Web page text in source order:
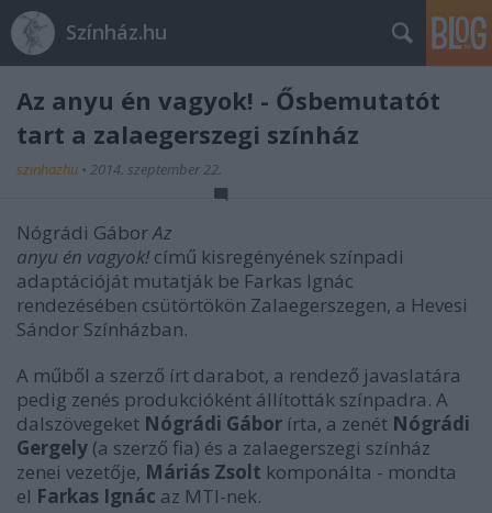
Színház.hu
Az anyu én vagyok! - Ősbemutatót
tart a zalaegerszegi színház
szinhazhu • 2014. szeptember 22.
Nógrádi GáborAz
anyu én vagyok!című kisregényének színpadi
adaptációját mutatják be Farkas Ignác
rendezésében csütörtökön Zalaegerszegen, a Hevesi
Sándor Színházban.
A műből a szerző írt darabot, a rendező javaslatára
pedig zenés produkcióként állították színpadra. A
dalszövegeket Nógrádi Gábor írta, a zenét Nógrádi
Gergely (a szerző fia) és a zalaegerszegi színház
zenei vezetője, Máriás Zsolt komponálta - mondta
el Farkas Ignác az MTI-nek.